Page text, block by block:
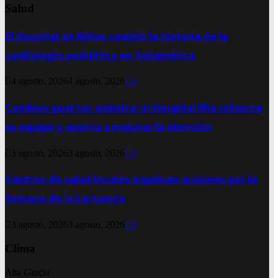
Salud
El Hospital de Niños cambió la historia de la
cardiología pediátrica en Sudamérica
4 agosto, 20264 agosto, 2026 0
Cambios puertas adentro: el Hospital Illia refuerza
su equipo y apunta a mejorar la atención
3 agosto, 2026 3 agosto, 2026 0
Centros de salud locales impulsan acciones por la
Semana de la Lactancia
3 agosto, 2026 3 agosto, 2026 0
Clima
Alta Gracia